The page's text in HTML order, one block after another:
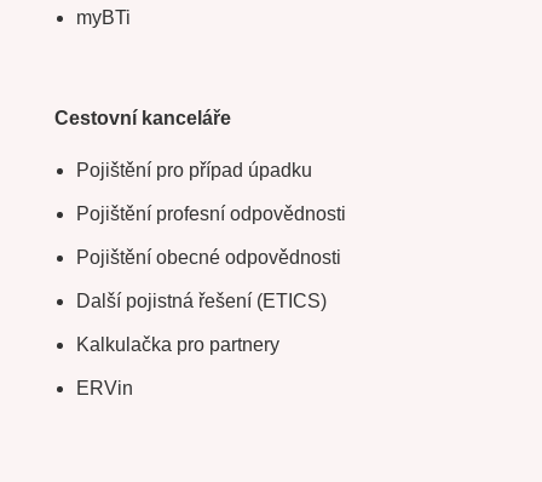
myBTi
Cestovní kanceláře
Pojištění pro případ úpadku
Pojištění profesní odpovědnosti
Pojištění obecné odpovědnosti
Další pojistná řešení (ETICS)
Kalkulačka pro partnery
ERVin